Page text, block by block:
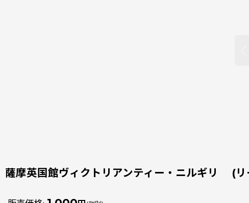
薩摩英国館ヴィクトリアンティー・ニルギリ (リ